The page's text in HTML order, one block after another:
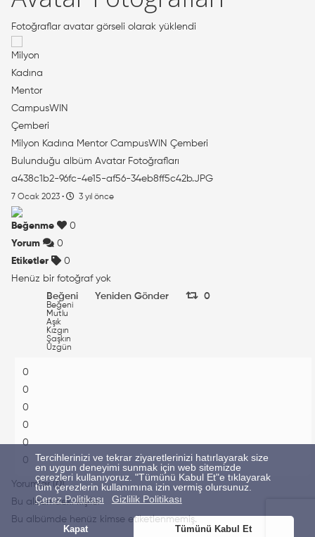
Tercihlerinizi ve tekrar ziyaretlerinizi hatırlayarak size
en uygun deneyimi sunmak için web sitemizde
çerezleri kullanıyoruz. "Tümünü Kabul Et"e tıklayarak
tüm çerezlerin kullanımına izin vermiş olursunuz.
Çerez Politikası
Gizlilik Politikası
Kapat Tümünü Kabul Et
Fotoğraflar avatar görseli olarak yüklendi
Milyon Kadına Mentor CampusWIN Çemberi
Bulunduğu albüm Avatar Fotoğrafları
a438c1b2-96fc-4e15-af56-34eb8ff5c42b.JPG
7 Ocak 2023 · 3 yıl önce
Beğenme
0
Yorum
0
Etiketler
0
Henüz bir fotoğraf yok
Beğeni
Beğeni
Mutlu
Aşık
Kızgın
Şaşkın
Üzgün
Yeniden Gönder 0
0
0
0
0
0
0
Yorumlar ( 0)
Bu albümdeki kişiler
Bu albümde henüz kimse etiketlenmemiş.